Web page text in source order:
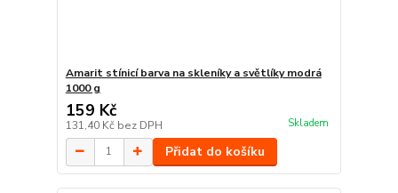
Amarit stínicí barva na skleníky a světlíky modrá
1000 g
159 Kč
131,40 Kč bez DPH Skladem
Přidat do košíku